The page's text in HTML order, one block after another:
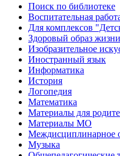
Поиск по библиотеке
Воспитательная
Для комплексов
Здоровый образ жизни
Изобразительное
Иностранный язык
Информатика
История
Логопедия
Математика
Материалы для
Материалы МО
Междисциплинарное
Музыка